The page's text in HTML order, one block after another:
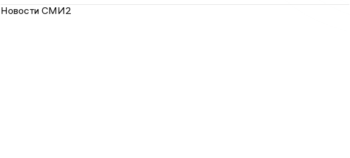
Новости СМИ2